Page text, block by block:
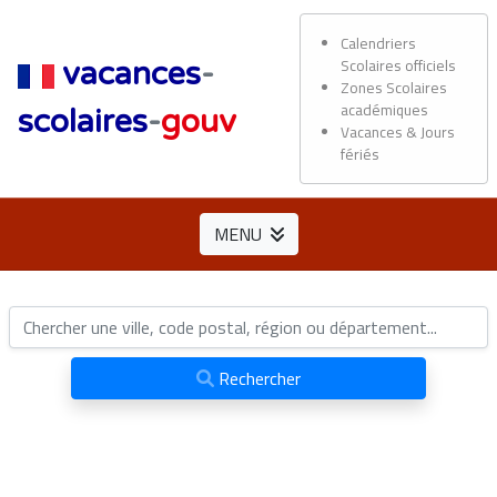
vacances-
scolaires-gouv
Calendriers
Scolaires officiels
Zones Scolaires
académiques
Vacances & Jours
fériés
MENU
Rechercher